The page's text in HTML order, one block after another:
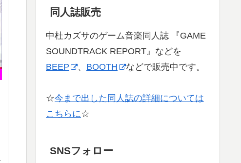
同人誌販売
中杜カズサのゲーム音楽同人誌 『GAME
SOUNDTRACK REPORT』などを
BEEP
、 BOOTH などで販売中です。
☆今まで出した同人誌の詳細については
こちらに☆
SNSフォロー